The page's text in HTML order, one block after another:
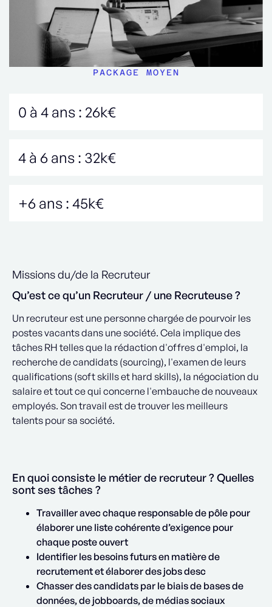
PACKAGE MOYEN
0 à 4 ans : 26k€
4 à 6 ans : 32k€
+6 ans : 45k€
Missions du/de la Recruteur
Qu’est ce qu’un Recruteur / une Recruteuse ?
Un recruteur est une personne chargée de pourvoir les
postes vacants dans une société. Cela implique des
tâches RH telles que la rédaction d'offres d'emploi, la
recherche de candidats (sourcing), l'examen de leurs
qualifications (soft skills et hard skills), la négociation du
salaire et tout ce qui concerne l'embauche de nouveaux
employés. Son travail est de trouver les meilleurs
talents pour sa société.
En quoi consiste le métier de recruteur ? Quelles
sont ses tâches ?
Travailler avec chaque responsable de pôle pour
élaborer une liste cohérente d’exigence pour
chaque poste ouvert
Identifier les besoins futurs en matière de
recrutement et élaborer des jobs desc
Chasser des candidats par le biais de bases de
données, de jobboards, de médias sociaux